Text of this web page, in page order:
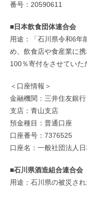
番号：20590611
■日本飲食団体連合会
用途：「石川県令和6年
め、飲食店や食産業に
100％寄付をさせていた
＜口座情報＞
金融機関：三井住友銀行
支店：青山支店
預金種目：普通口座
口座番号：7376525
口座名：一般社団法人
■石川県酒造組合連合会
用途：石川県の被災され